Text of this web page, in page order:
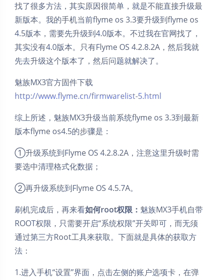
找了很多方法，其实原因很简单，就是不能直接升级最
新版本。我的手机当前flyme os 3.3要升级到flyme os
4.5版本，需要先升级到4.0版本。不过我在官网找了，
其实没有4.0版本。只有Flyme OS 4.2.8.2A，然后我就
先去升级这个版本了，然后问题就解决了。
魅族MX3官方固件下载
http://www.flyme.cn/firmwarelist-5.html
综上所述，魅族MX3升级当前系统flyme os 3.3到最新
版本flyme os4.5的步骤是：
①升级系统到Flyme OS 4.2.8.2A，注意这里升级时需
要选中清理格式化数据；
②再升级系统到Flyme OS 4.5.7A。
刷机完成后，再来看如何root权限： 魅族MX3手机自带
ROOT权限，只需要开启“系统权限”开关即可，而无须
通过第三方Root工具来获取。下面就是具体的获取方
法：
1.进入手机“设置”界面，点击左侧的账户选项卡，在弹